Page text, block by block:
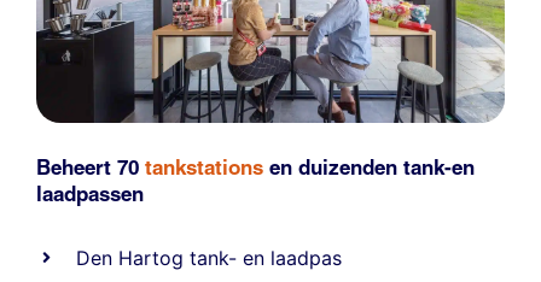
Beheert 70 tankstations en duizenden tank-en
laadpassen
Den Hartog tank- en laadpas